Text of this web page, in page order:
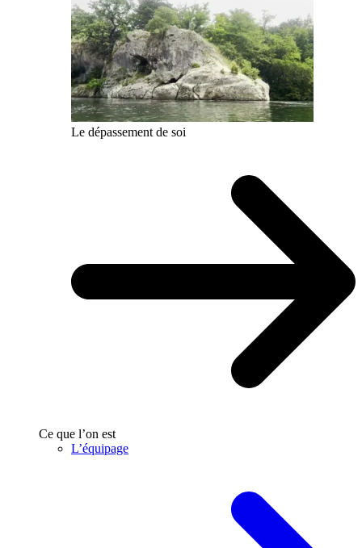
Le dépassement de soi
Ce que l’on est
L’équipage